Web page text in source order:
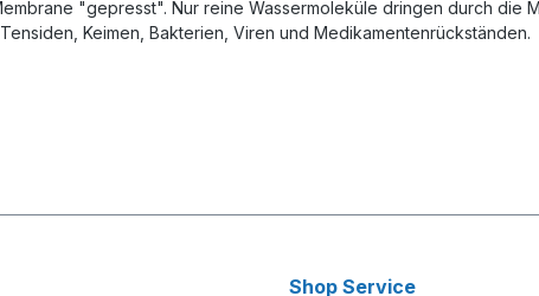
"gepresst". Nur reine Wassermoleküle dringen durch die
Keimen, Bakterien, Viren und Medikamentenrückständen.
Shop Service